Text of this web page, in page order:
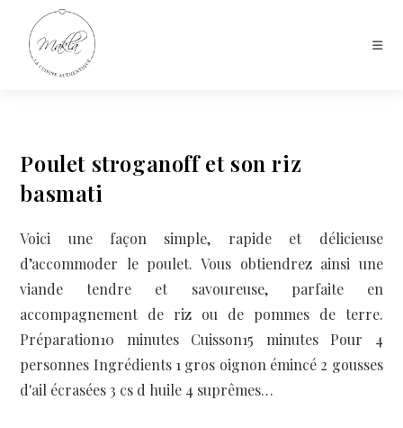
Poulet stroganoff et son riz
basmati
Voici une façon simple, rapide et délicieuse
d’accommoder le poulet. Vous obtiendrez ainsi une
viande tendre et savoureuse, parfaite en
accompagnement de riz ou de pommes de terre.
Préparation10 minutes Cuisson15 minutes Pour 4
personnes Ingrédients 1 gros oignon émincé 2 gousses
d'ail écrasées 3 cs d huile 4 suprêmes…